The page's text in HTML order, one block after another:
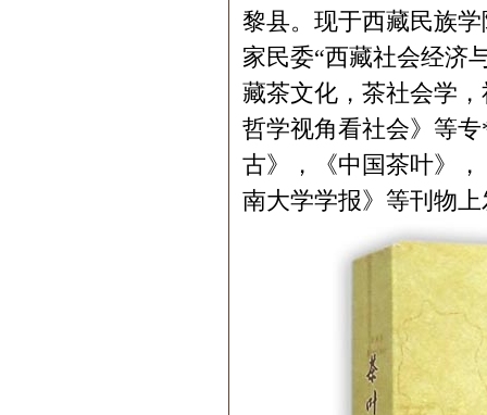
黎县。现于西藏民族
家民委“西藏社会经济
藏茶文化，茶社会学
哲学视角看社会》等
古》，《中国茶叶》
南大学学报》等刊物